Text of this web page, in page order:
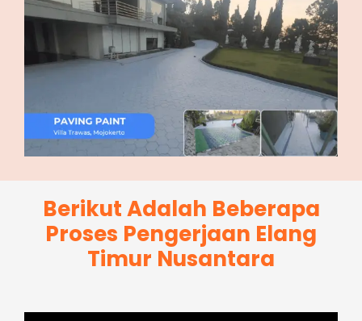
Berikut Adalah Beberapa
Proses Pengerjaan Elang
Timur Nusantara